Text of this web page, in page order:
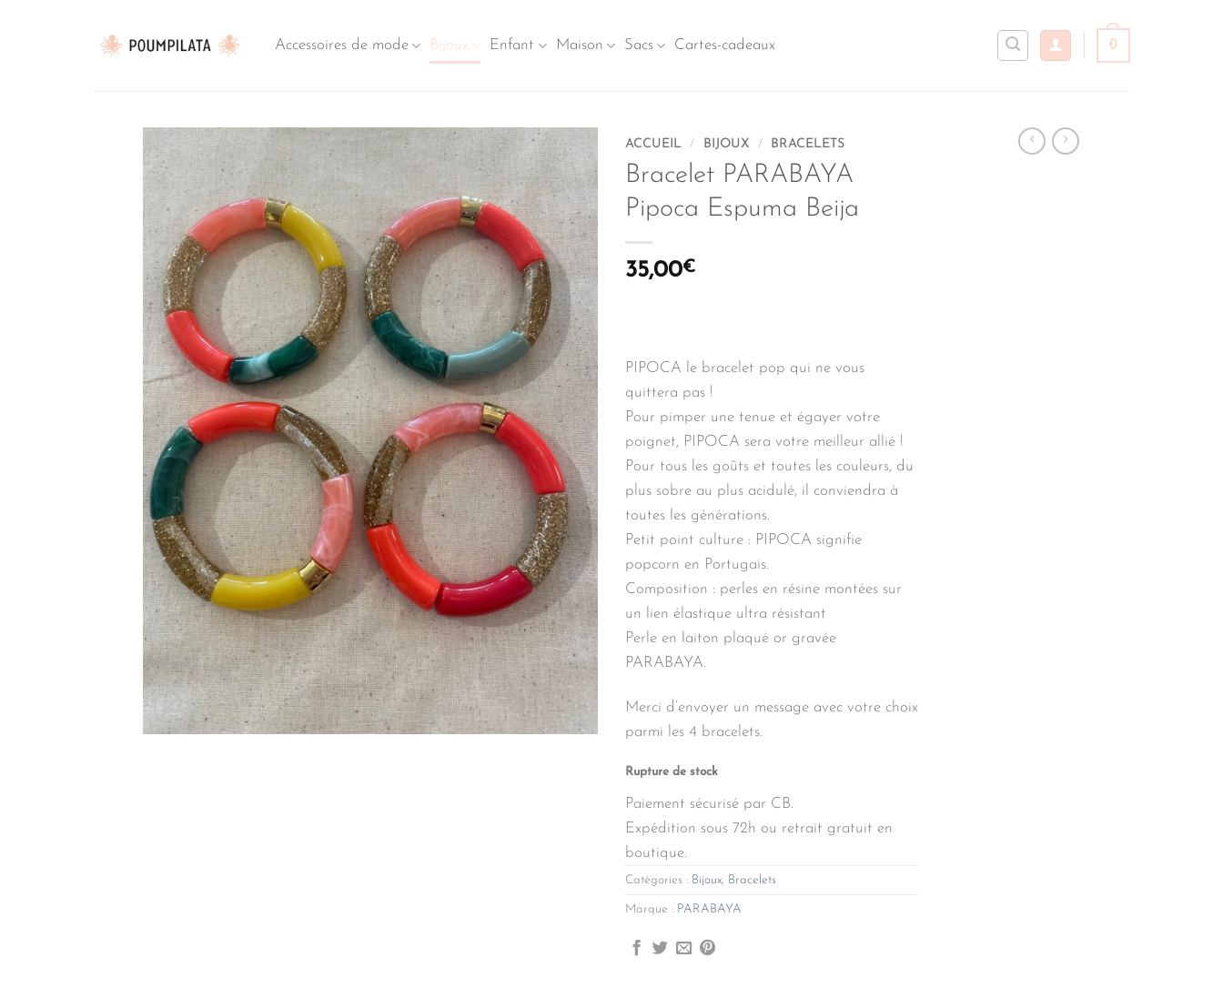
contenu
Accessoires de mode Bijoux Enfant Maison Sacs Cartes-cadeaux 0
ACCUEIL / BIJOUX / BRACELETS
Bracelet PARABAYA
Pipoca Espuma Beija
35,00€
PIPOCA le bracelet pop qui ne vous
quittera pas !
Pour pimper une tenue et égayer votre
poignet, PIPOCA sera votre meilleur allié !
Pour tous les goûts et toutes les couleurs, du
plus sobre au plus acidulé, il conviendra à
toutes les générations.
Petit point culture : PIPOCA signifie
popcorn en Portugais.
Composition : perles en résine montées sur
un lien élastique ultra résistant
Perle en laiton plaqué or gravée
PARABAYA.
Merci d’envoyer un message avec votre choix
parmi les 4 bracelets.
Rupture de stock
Paiement sécurisé par CB.
Expédition sous 72h ou retrait gratuit en
boutique.
Catégories : Bijoux, Bracelets
Marque : PARABAYA